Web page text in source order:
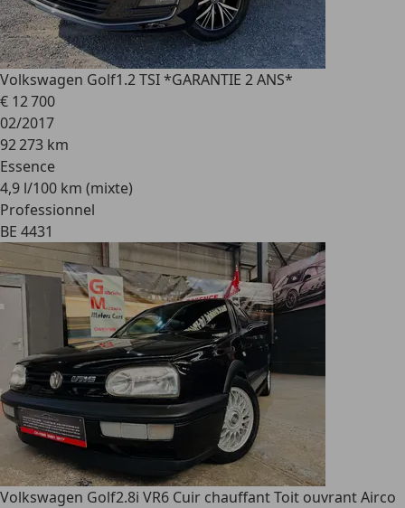
Volkswagen Golf1.2 TSI *GARANTIE 2 ANS*
€ 12 700
02/2017
92 273 km
Essence
4,9 l/100 km (mixte)
Professionnel
BE 4431
Volkswagen Golf2.8i VR6 Cuir chauffant Toit ouvrant Airco